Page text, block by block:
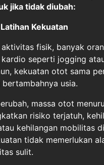
jika tidak diubah:
Kekuatan
aktivitas fisik, banyak
seperti jogging
kekuatan otot sama
usia.
massa otot
risiko terjatuh,
kehilangan mobilitas
tidak memerlukan
sulit.